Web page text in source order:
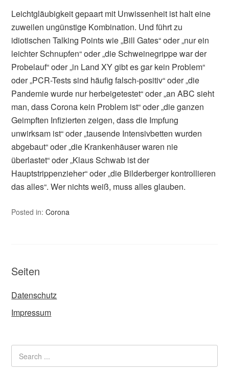
Leichtgläubigkeit gepaart mit Unwissenheit ist halt eine
zuweilen ungünstige Kombination. Und führt zu
idiotischen Talking Points wie „Bill Gates“ oder „nur ein
leichter Schnupfen“ oder „die Schweinegrippe war der
Probelauf“ oder „in Land XY gibt es gar kein Problem“
oder „PCR-Tests sind häufig falsch-positiv“ oder „die
Pandemie wurde nur herbeigetestet“ oder „an ABC sieht
man, dass Corona kein Problem ist“ oder „die ganzen
Geimpften Infizierten zeigen, dass die Impfung
unwirksam ist“ oder „tausende Intensivbetten wurden
abgebaut“ oder „die Krankenhäuser waren nie
überlastet“ oder „Klaus Schwab ist der
Hauptstrippenzieher“ oder „die Bilderberger kontrollieren
das alles“. Wer nichts weiß, muss alles glauben.
Posted in:Corona
Seiten
Datenschutz
Impressum